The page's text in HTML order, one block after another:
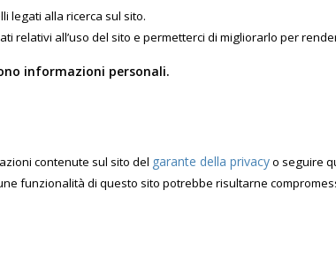
legati alla ricerca sul sito.
relativi all’uso del sito e permetterci di migliorarlo per
informazioni personali.
contenute sul sito del garante della privacyo seguire
funzionalità di questo sito potrebbe risultarne